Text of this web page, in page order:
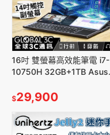
16吋 雙螢幕高效能筆電 i7-
10750H 32GB+1TB Asus
$29,900